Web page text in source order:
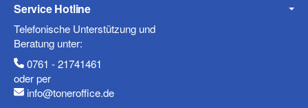
Telefon
Service Hotline
Telefonische Unterstützung und
Beratung unter:
0761 - 21741461
oder per
info@toneroffice.de